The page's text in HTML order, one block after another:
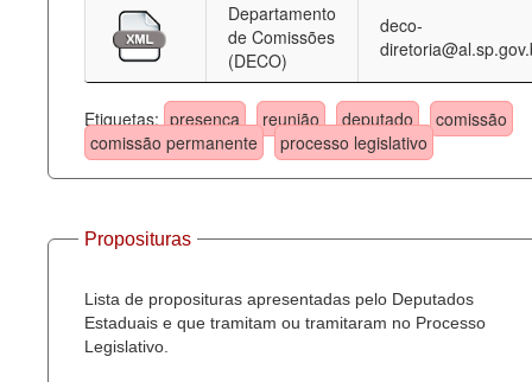
Departamento
de Comissões
(DECO)
deco-
Etiquetas: presença reunião deputado
comissão
comissão permanente
processo legislativo
Proposituras
Lista de proposituras apresentadas pelo Deputados
Estaduais e que tramitam ou tramitaram no Processo
Legislativo.